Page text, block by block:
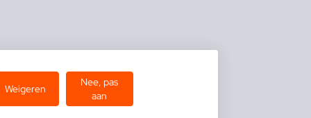
Weigeren
Nee, pas
aan